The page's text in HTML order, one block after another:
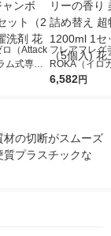
ロ（Attack
ム式専用
ジャン
フレアフレグ
ROKA（イロ
イキッドリリ
6,582円
の切断がスムーズ
プラスチックな